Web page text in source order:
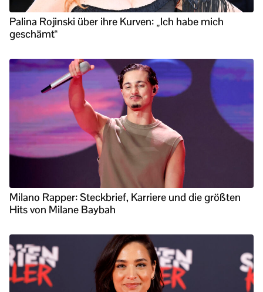
Palina Rojinski über ihre Kurven: „Ich habe mich
geschämt“
Milano Rapper: Steckbrief, Karriere und die größten
Hits von Milane Baybah